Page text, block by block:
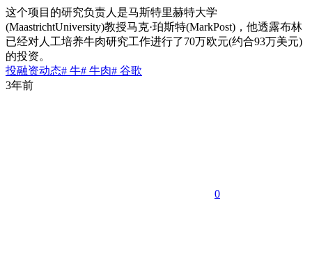
这个项目的研究负责人是马斯特里赫特大学
(MaastrichtUniversity)教授马克·珀斯特(MarkPost)，他透露布林
已经对人工培养牛肉研究工作进行了70万欧元(约合93万美元)
的投资。
投融资动态# 牛# 牛肉# 谷歌
3年前
0